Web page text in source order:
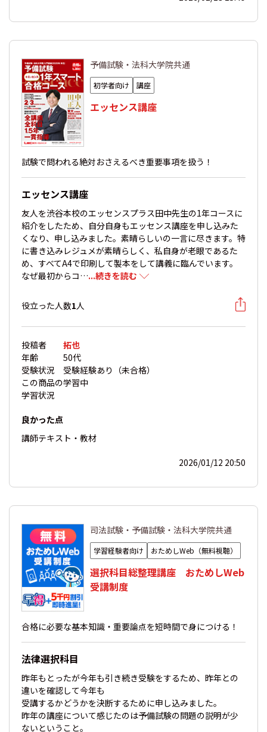
予備試験・法科大学院共通
初学者向け 講座
エッセンス講座
試験で問われる絶対おさえるべき重要事項を扱う！
エッセンス講座
友人を渋谷本校のエッセンスプラス田中先生の1年コースに
紹介をしたため、自分自身もエッセンス講座を申し込みた
くなり、申し込みました。素晴らしいの一言に尽きます。特
に書き込みレジュメが素晴らしく、私自身が老眼であるた
め、すべてA4で印刷して製本をして講義に臨んでいます。
なぜ最初からコ…...続きを読む
役立った人数1人
投稿者
拓也
年齢
50代
受験状況
受験経験あり（未合格）
この商品の
学習状況
学習中
良かった点
講師テキスト・教材
2026/01/12 20:50
司法試験・予備試験・法科大学院共通
学習経験者向け おためしWeb（無料視聴）
選択科目総整理講座 おためしWeb
受講制度
合格に必要な基本知識・重要論点を短時間で身につける！
法律選択科目
昨年もとったが今年も引き続き受験をするため、昨年との
違いを確認して今年も
受講するかどうかを決断するために申し込みました。
昨年の講座について感じたのは予備試験の問題の説明が少
ないということ。